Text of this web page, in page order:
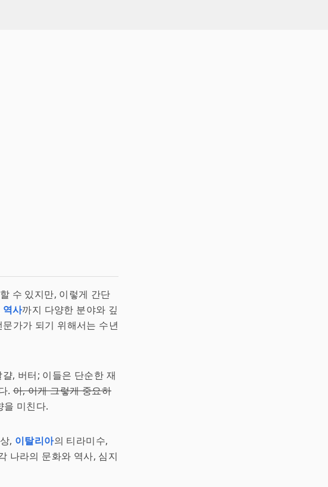
수 있지만, 이렇게 간단
역사까지 다양한 분야와 깊
가가 되기 위해서는 수년
, 버터; 이들은 단순한 재
.아, 이게 그렇게 중요하
미친다.
, 이탈리아의 티라미수,
나라의 문화와 역사, 심지